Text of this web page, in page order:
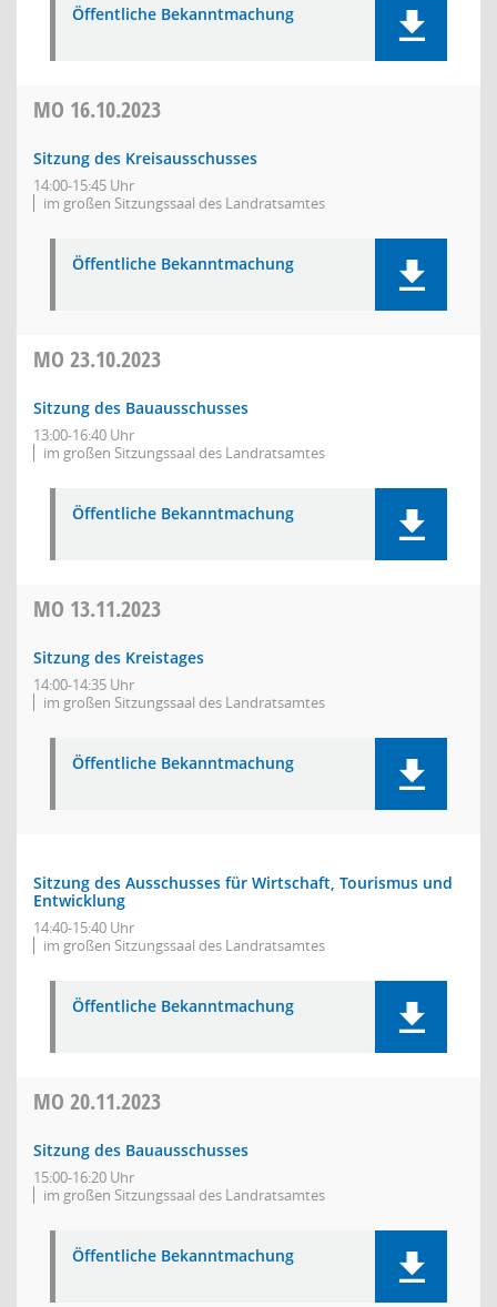
Öffentliche Bekanntmachung
MO 16.10.2023
Sitzung des Kreisausschusses
14:00-15:45 Uhr
im großen Sitzungssaal des Landratsamtes
Öffentliche Bekanntmachung
MO 23.10.2023
Sitzung des Bauausschusses
13:00-16:40 Uhr
im großen Sitzungssaal des Landratsamtes
Öffentliche Bekanntmachung
MO 13.11.2023
Sitzung des Kreistages
14:00-14:35 Uhr
im großen Sitzungssaal des Landratsamtes
Öffentliche Bekanntmachung
Sitzung des Ausschusses für Wirtschaft, Tourismus und
Entwicklung
14:40-15:40 Uhr
im großen Sitzungssaal des Landratsamtes
Öffentliche Bekanntmachung
MO 20.11.2023
Sitzung des Bauausschusses
15:00-16:20 Uhr
im großen Sitzungssaal des Landratsamtes
Öffentliche Bekanntmachung